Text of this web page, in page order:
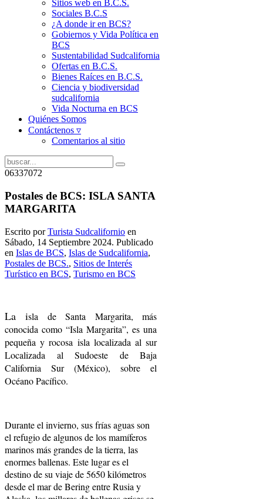
Sitios web en B.C.S.
Sociales B.C.S
¿A donde ir en BCS?
Gobiernos y Vida Política en
BCS
Sustentabilidad Sudcalifornia
Ofertas en B.C.S.
Bienes Raíces en B.C.S.
Ciencia y biodiversidad
sudcalifornia
Vida Nocturna en BCS
Quiénes Somos
Contáctenos ▿
Comentarios al sitio
06337072
Postales de BCS: ISLA SANTA
MARGARITA
Escrito porTurista Sudcalifornio en
Sábado, 14 Septiembre 2024. Publicado
en Islas de BCS, Islas de Sudcalifornia,
Postales de BCS., Sitios de Interés
Turístico en BCS, Turismo en BCS
La isla de Santa Margarita, más
conocida como “Isla Margarita”, es una
pequeña y rocosa isla localizada al sur
Localizada al Sudoeste de Baja
California Sur (México), sobre el
Océano Pacífico.
Durante el invierno, sus frías aguas son
el refugio de algunos de los mamíferos
marinos más grandes de la tierra, las
enormes ballenas. Este lugar es el
destino de su viaje de 5650 kilómetros
desde el mar de Bering entre Rusia y